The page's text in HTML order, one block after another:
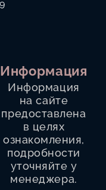
Информация
Информация
на сайте
предоставлена
в целях
ознакомления,
подробности
уточняйте у
менеджера.